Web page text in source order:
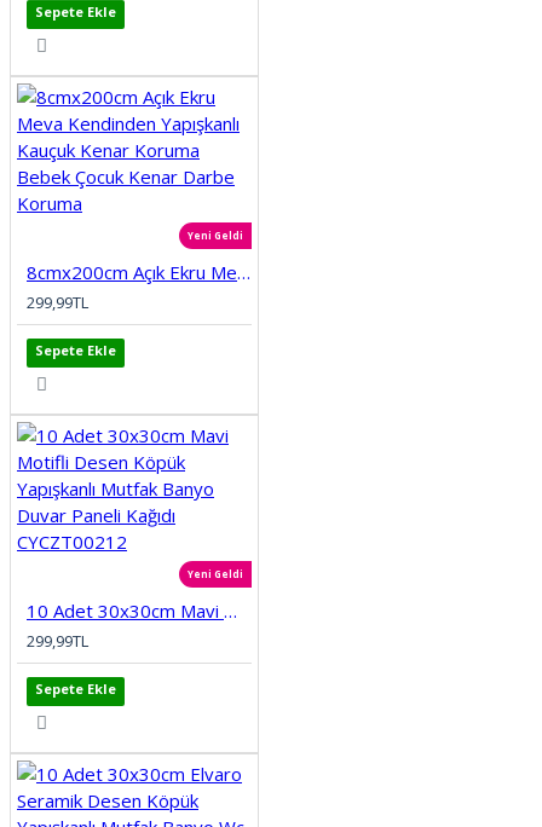
Sepete Ekle
Yeni Geldi
8cmx200cm Açık Ekru Meva Kendinden Yapışkanlı Kauçuk Kenar Koruma Bebek Çocuk Kenar Darbe Koruma
299,99TL
Sepete Ekle
Yeni Geldi
10 Adet 30x30cm Mavi Motifli Desen Köpük Yapışkanlı Mutfak Banyo Duvar Paneli Kağıdı CYCZT00212
299,99TL
Sepete Ekle